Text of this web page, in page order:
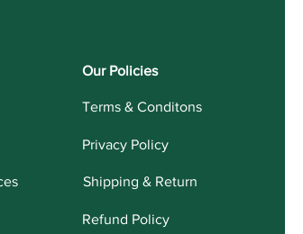
Our Policies
Terms & Conditons
Privacy Policy
Shipping & Return
Refund Policy